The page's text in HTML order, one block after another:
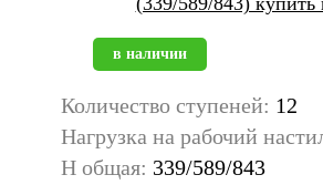
в наличии
Количество ступеней: 12
Нагрузка на рабочий
Н общая: 339/589/843